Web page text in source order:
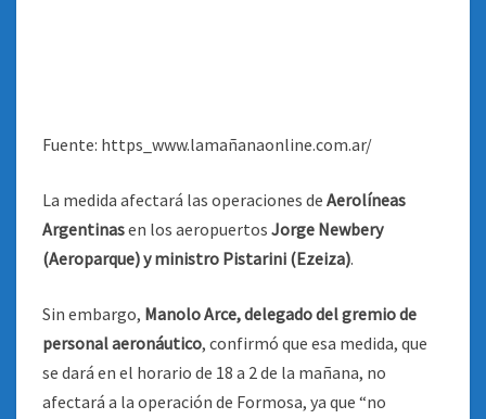
Fuente: https_www.lamañanaonline.com.ar/
La medida afectará las operaciones de Aerolíneas
Argentinasen los aeropuertos Jorge Newbery
(Aeroparque) y ministro Pistarini (Ezeiza).
Sin embargo, Manolo Arce, delegado del gremio de
personal aeronáutico, confirmó que esa medida, que
se dará en el horario de 18 a 2 de la mañana, no
afectará a la operación de Formosa, ya que “no